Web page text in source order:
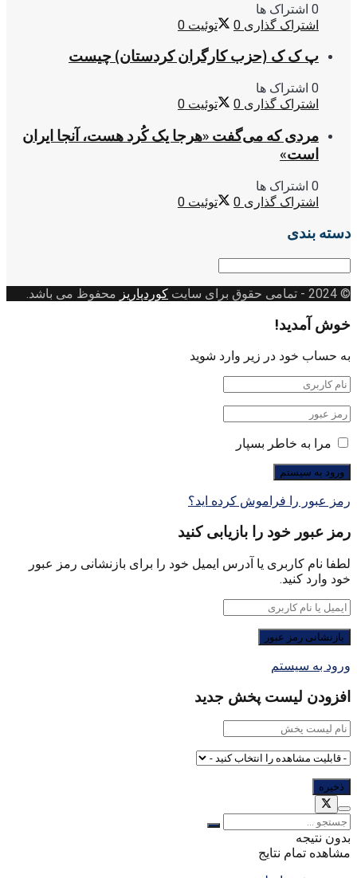
0 اشتراک ها
اشتراک گذاری 0 توئیت 0
پ ک ک (حزب کارگران کردستان) چیست
0 اشتراک ها
اشتراک گذاری 0 توئیت 0
مردی که می‌گفت «هرجا یک کُرد هست، آنجا ایران
است»
0 اشتراک ها
اشتراک گذاری 0 توئیت 0
دسته بندی
دسته
© 2024
- تمامی حقوق برای سایت کوردپاریز محفوظ می باشد.
خوش آمدید!
به حساب خود در زیر وارد شوید
مرا به خاطر بسپار
رمز عبور را فراموش کرده اید؟
رمز عبور خود را بازیابی کنید
لطفا نام کاربری یا آدرس ایمیل خود را برای بازنشانی رمز عبور
خود وارد کنید.
ورود به سیستم
افزودن لیست پخش جدید
بدون نتیجه
مشاهده تمام نتایج